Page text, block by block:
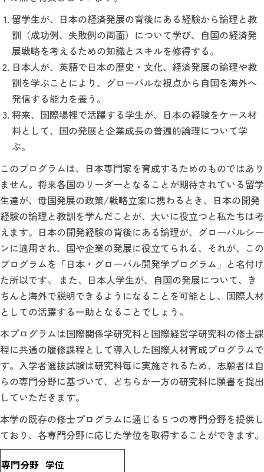
留学生が、日本の経済発展の背後にある経験から論理と教
訓（成功例、失敗例の両面）について学び、自国の経済発
展戦略を考えるための知識とスキルを修得する。
日本人が、英語で日本の歴史・文化、経済発展の論理や教
訓を学ぶことにより、グローバルな視点から自国を海外へ
発信する能力を養う。
将来、国際場裡で活躍する学生が、日本の経験をケース材
料として、国の発展と企業成長の普遍的論理について学
ぶ。
このプログラムは、日本専門家を育成するためのものではあり
ません。将来各国のリーダーとなることが期待されている留学
生達が、母国発展の政策/戦略立案に携わるとき、日本の開発
経験の論理と教訓を学んだことが、大いに役立つと私たちは考
えます。日本の開発経験の背後にある論理が、グローバルシー
ンに適用され、国や企業の発展に役立てられる、それが、この
プログラムを「日本・グローバル開発学プログラム」と名付け
た所以です。 また、日本人学生が、自国の発展について、き
ちんと海外で説明できるようになることを可能とし、国際人材
としての活躍する一助となることでしょう。
本プログラムは国際関係学研究科と国際経営学研究科の修士課
程に共通の履修課程として導入した国際人材育成プログラムで
す。入学者選抜試験は研究科毎に実施されるため、志願者は自
らの専門分野に基づいて、どちらか一方の研究科に願書を提出
していただきます。
本学の既存の修士プログラムに通じる５つの専門分野を提供し
ており、各専門分野に応じた学位を取得することができます。
専門分野 学位